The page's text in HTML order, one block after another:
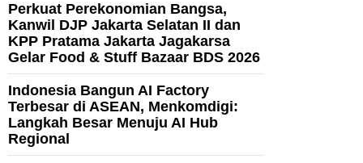
Perkuat Perekonomian Bangsa,
Kanwil DJP Jakarta Selatan II dan
KPP Pratama Jakarta Jagakarsa
Gelar Food & Stuff Bazaar BDS 2026
Indonesia Bangun AI Factory
Terbesar di ASEAN, Menkomdigi:
Langkah Besar Menuju AI Hub
Regional